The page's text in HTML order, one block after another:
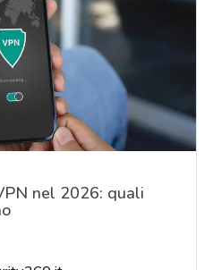
nel 2026: quali